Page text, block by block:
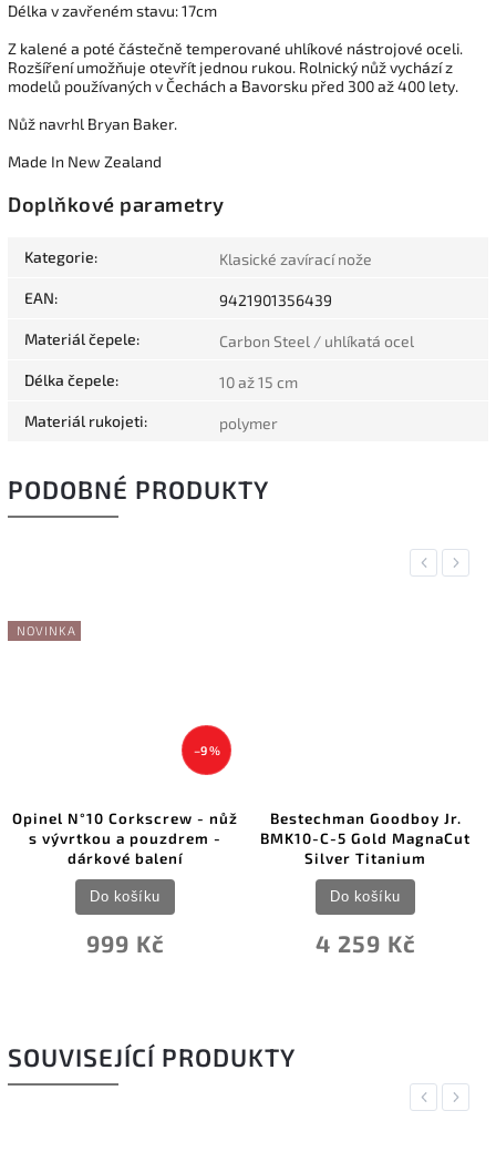
Délka v zavřeném stavu: 17cm
Z kalené a poté částečně temperované uhlíkové nástrojové oceli.
Rozšíření umožňuje otevřít jednou rukou. Rolnický nůž vychází z
modelů používaných v Čechách a Bavorsku před 300 až 400 lety.
Nůž navrhl Bryan Baker.
Made In New Zealand
Doplňkové parametry
Kategorie: Klasické zavírací nože
EAN: 9421901356439
Materiál čepele: Carbon Steel / uhlíkatá ocel
Délka čepele: 10 až 15 cm
Materiál rukojeti: polymer
PODOBNÉ PRODUKTY
Previous
NOVINKA
–9 %
Opinel N°10 Corkscrew - nůž
s vývrtkou a pouzdrem -
dárkové balení
999 Kč
Do košíku
Bestechman Goodboy Jr.
BMK10-C-5 Gold MagnaCut
Silver Titanium
4 259 Kč
Do košíku
Next
SOUVISEJÍCÍ PRODUKTY
Previous
Next